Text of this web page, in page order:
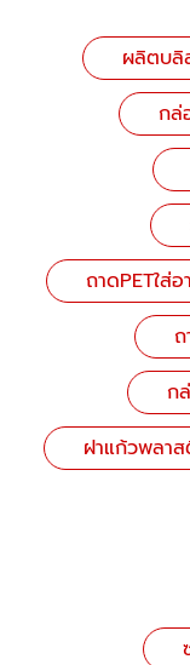
ผลิตบลิ
กล่
ถาดPETใส่อ
ก
ฝาแก้วพลา